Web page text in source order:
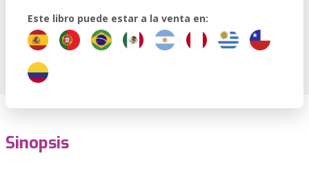
Este libro puede estar a la venta en:
Sinopsis